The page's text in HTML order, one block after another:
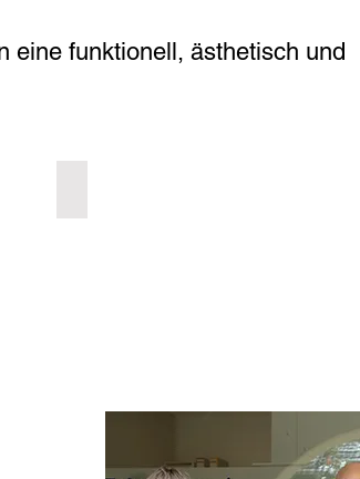
eine funktionell, ästhetisch und